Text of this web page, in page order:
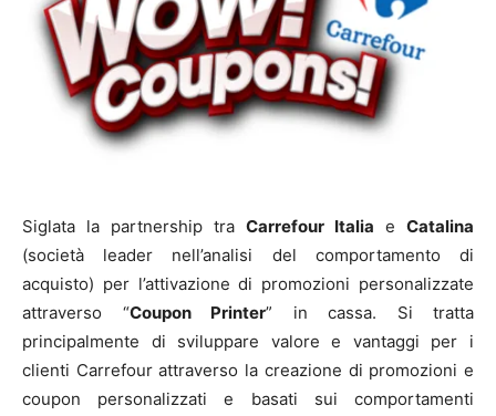
Siglata la partnership tra Carrefour Italia e Catalina
(società leader nell’analisi del comportamento di
acquisto) per l’attivazione di promozioni personalizzate
attraverso “Coupon Printer” in cassa. Si tratta
principalmente di sviluppare valore e vantaggi per i
clienti Carrefour attraverso la creazione di promozioni e
coupon personalizzati e basati sui comportamenti